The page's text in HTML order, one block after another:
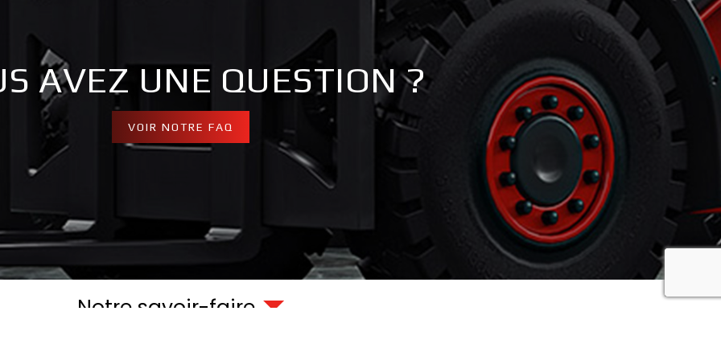
AVEZ UNE QUESTION ?
VOIR NOTRE FAQ
Notre savoir-faire